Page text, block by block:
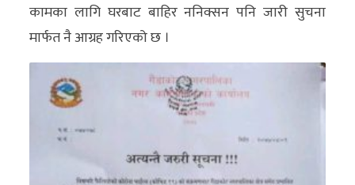
कामका लागि घरबाट बाहिर ननिक्सन पनि जारी सुचना
मार्फत नै आग्रह गरिएको छ ।